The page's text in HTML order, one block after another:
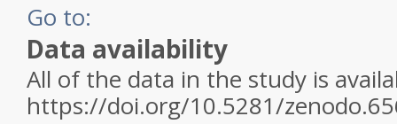
Go to:
Data availability
All of the data in the study is
https://doi.org/10.5281/